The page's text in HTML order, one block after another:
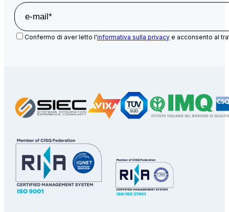
Confermo di aver letto l'informativa sulla privacy e acconsento al